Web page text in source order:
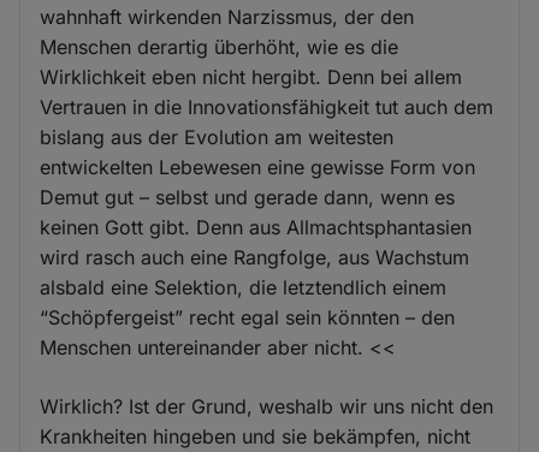
wahnhaft wirkenden Narzissmus, der den
Menschen derartig überhöht, wie es die
Wirklichkeit eben nicht hergibt. Denn bei allem
Vertrauen in die Innovationsfähigkeit tut auch dem
bislang aus der Evolution am weitesten
entwickelten Lebewesen eine gewisse Form von
Demut gut – selbst und gerade dann, wenn es
keinen Gott gibt. Denn aus Allmachtsphantasien
wird rasch auch eine Rangfolge, aus Wachstum
alsbald eine Selektion, die letztendlich einem
“Schöpfergeist” recht egal sein könnten – den
Menschen untereinander aber nicht. <<
Wirklich? Ist der Grund, weshalb wir uns nicht den
Krankheiten hingeben und sie bekämpfen, nicht